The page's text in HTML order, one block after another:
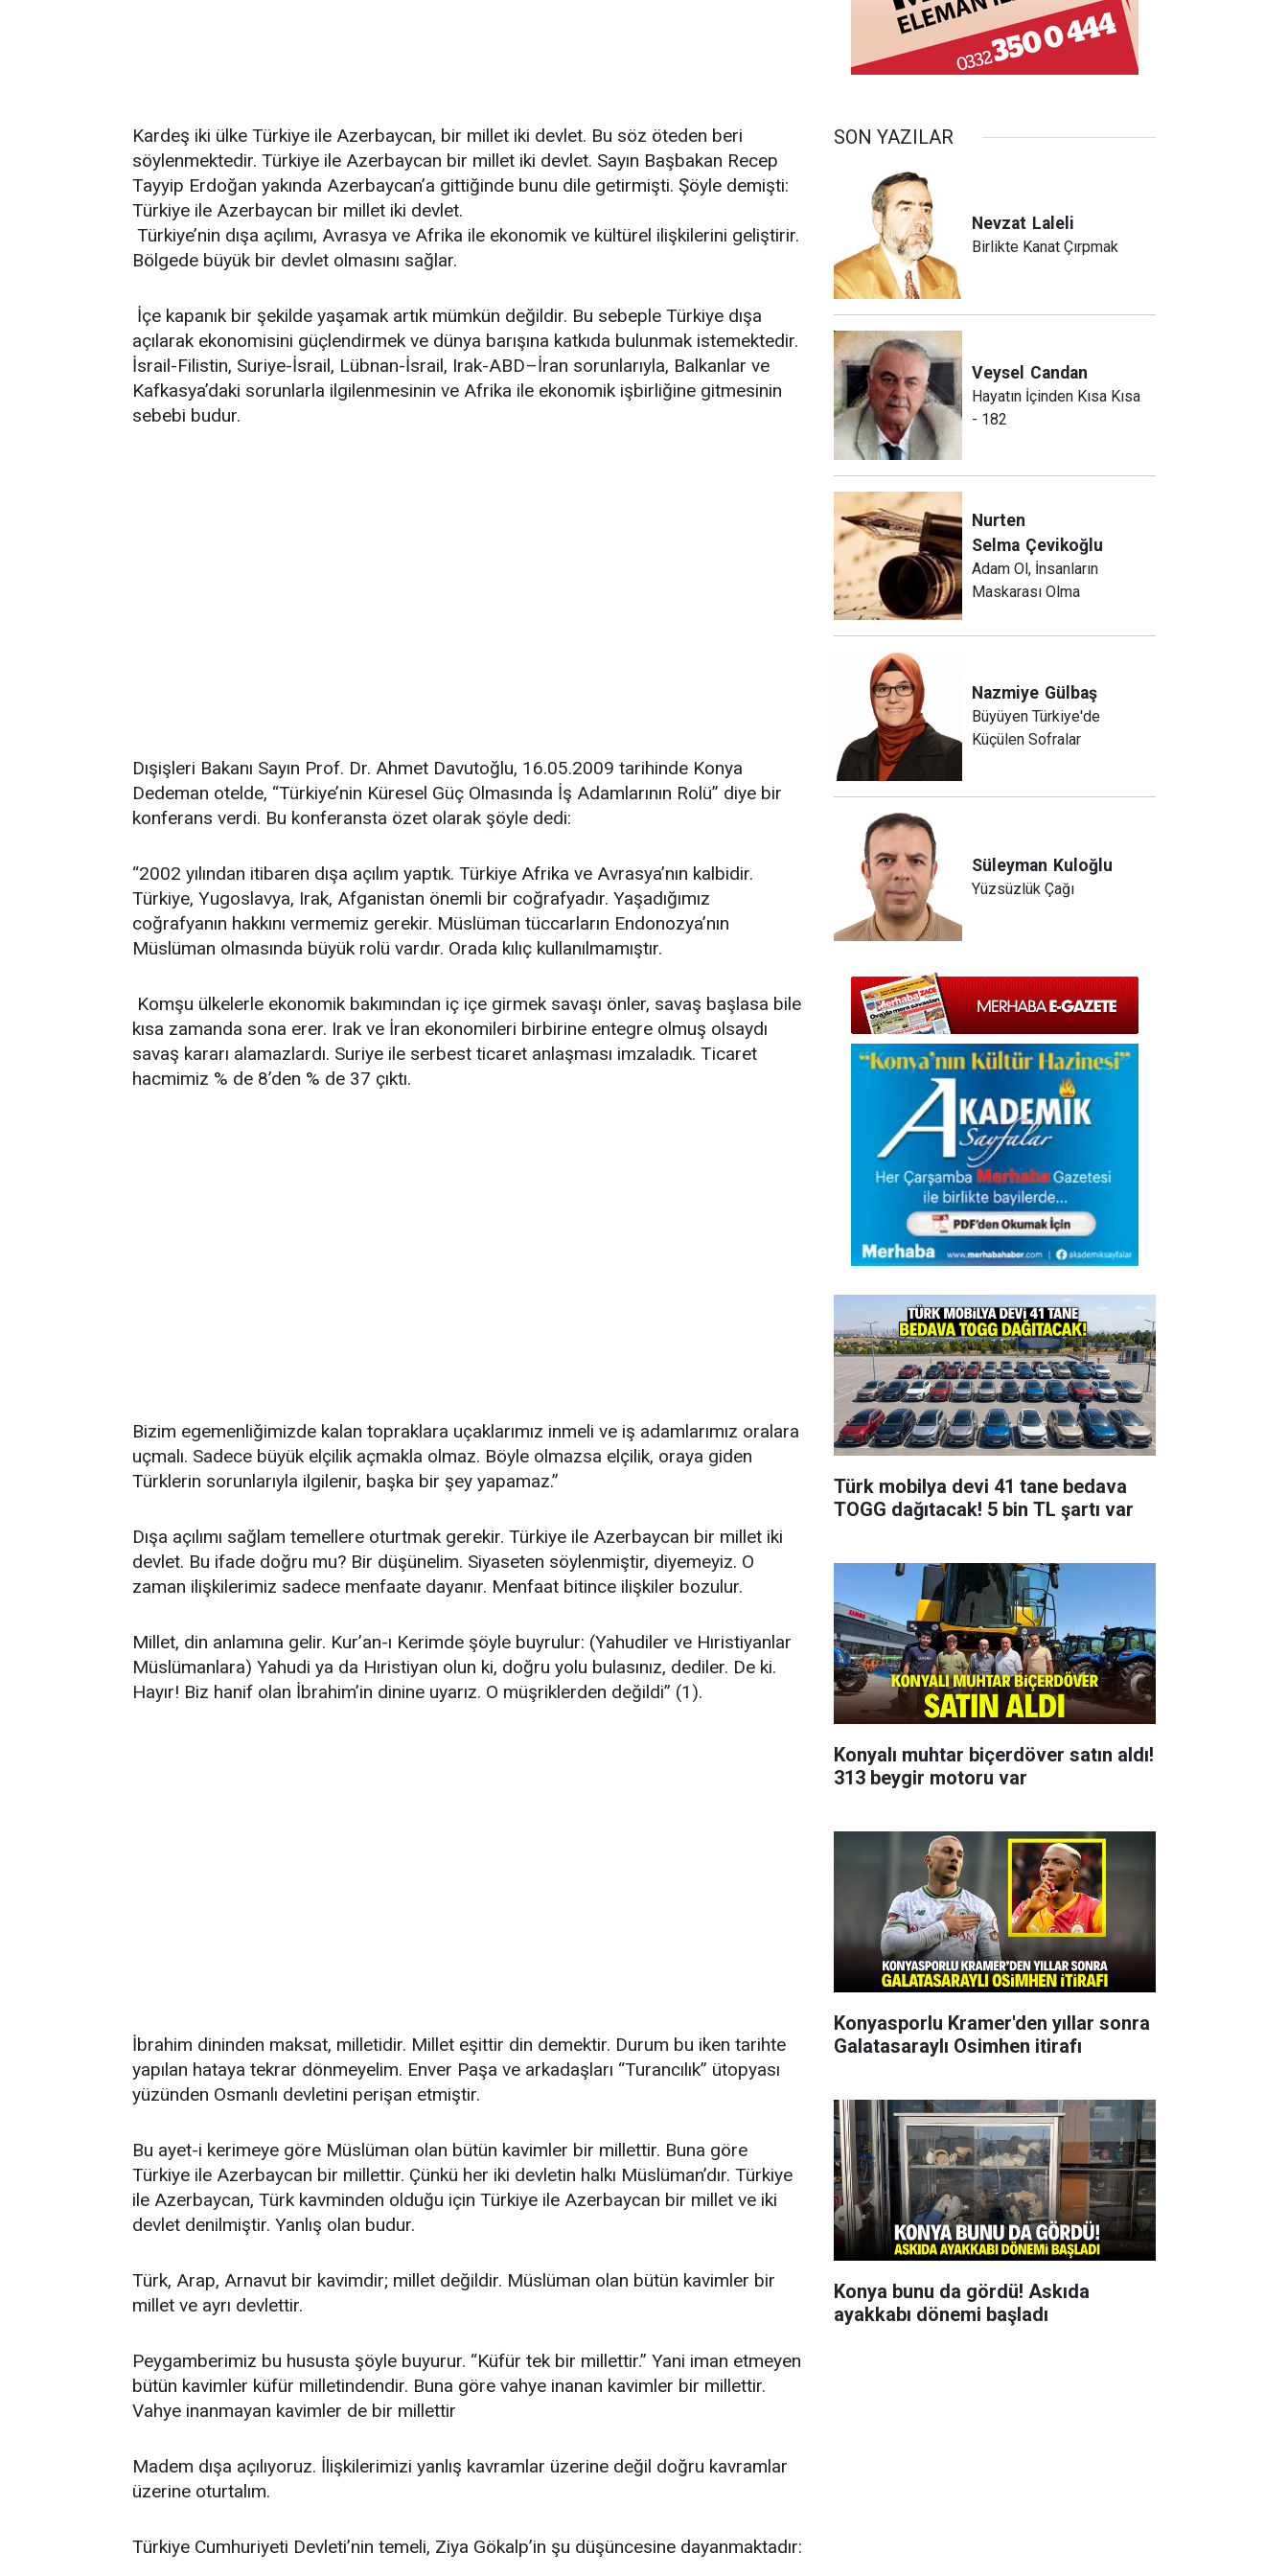
Kardeş iki ülke Türkiye ile Azerbaycan, bir millet iki devlet. Bu söz öteden beri
söylenmektedir. Türkiye ile Azerbaycan bir millet iki devlet. Sayın Başbakan Recep
Tayyip Erdoğan yakında Azerbaycan’a gittiğinde bunu dile getirmişti. Şöyle demişti:
Türkiye ile Azerbaycan bir millet iki devlet.
Türkiye’nin dışa açılımı, Avrasya ve Afrika ile ekonomik ve kültürel ilişkilerini geliştirir.
Bölgede büyük bir devlet olmasını sağlar.
İçe kapanık bir şekilde yaşamak artık mümkün değildir. Bu sebeple Türkiye dışa
açılarak ekonomisini güçlendirmek ve dünya barışına katkıda bulunmak istemektedir.
İsrail-Filistin, Suriye-İsrail, Lübnan-İsrail, Irak-ABD–İran sorunlarıyla, Balkanlar ve
Kafkasya’daki sorunlarla ilgilenmesinin ve Afrika ile ekonomik işbirliğine gitmesinin
sebebi budur.
Dışişleri Bakanı Sayın Prof. Dr. Ahmet Davutoğlu, 16.05.2009 tarihinde Konya
Dedeman otelde, “Türkiye’nin Küresel Güç Olmasında İş Adamlarının Rolü” diye bir
konferans verdi. Bu konferansta özet olarak şöyle dedi:
“2002 yılından itibaren dışa açılım yaptık. Türkiye Afrika ve Avrasya’nın kalbidir.
Türkiye, Yugoslavya, Irak, Afganistan önemli bir coğrafyadır. Yaşadığımız
coğrafyanın hakkını vermemiz gerekir. Müslüman tüccarların Endonozya’nın
Müslüman olmasında büyük rolü vardır. Orada kılıç kullanılmamıştır.
Komşu ülkelerle ekonomik bakımından iç içe girmek savaşı önler, savaş başlasa bile
kısa zamanda sona erer. Irak ve İran ekonomileri birbirine entegre olmuş olsaydı
savaş kararı alamazlardı. Suriye ile serbest ticaret anlaşması imzaladık. Ticaret
hacmimiz % de 8’den % de 37 çıktı.
Bizim egemenliğimizde kalan topraklara uçaklarımız inmeli ve iş adamlarımız oralara
uçmalı. Sadece büyük elçilik açmakla olmaz. Böyle olmazsa elçilik, oraya giden
Türklerin sorunlarıyla ilgilenir, başka bir şey yapamaz.”
Dışa açılımı sağlam temellere oturtmak gerekir. Türkiye ile Azerbaycan bir millet iki
devlet. Bu ifade doğru mu? Bir düşünelim. Siyaseten söylenmiştir, diyemeyiz. O
zaman ilişkilerimiz sadece menfaate dayanır. Menfaat bitince ilişkiler bozulur.
Millet, din anlamına gelir. Kur’an-ı Kerimde şöyle buyrulur: (Yahudiler ve Hıristiyanlar
Müslümanlara) Yahudi ya da Hıristiyan olun ki, doğru yolu bulasınız, dediler. De ki.
Hayır! Biz hanif olan İbrahim’in dinine uyarız. O müşriklerden değildi” (1).
İbrahim dininden maksat, milletidir. Millet eşittir din demektir. Durum bu iken tarihte
yapılan hataya tekrar dönmeyelim. Enver Paşa ve arkadaşları “Turancılık” ütopyası
yüzünden Osmanlı devletini perişan etmiştir.
Bu ayet-i kerimeye göre Müslüman olan bütün kavimler bir millettir. Buna göre
Türkiye ile Azerbaycan bir millettir. Çünkü her iki devletin halkı Müslüman’dır. Türkiye
ile Azerbaycan, Türk kavminden olduğu için Türkiye ile Azerbaycan bir millet ve iki
devlet denilmiştir. Yanlış olan budur.
Türk, Arap, Arnavut bir kavimdir; millet değildir. Müslüman olan bütün kavimler bir
millet ve ayrı devlettir.
Peygamberimiz bu hususta şöyle buyurur. “Küfür tek bir millettir.” Yani iman etmeyen
bütün kavimler küfür milletindendir. Buna göre vahye inanan kavimler bir millettir.
Vahye inanmayan kavimler de bir millettir
Madem dışa açılıyoruz. İlişkilerimizi yanlış kavramlar üzerine değil doğru kavramlar
üzerine oturtalım.
Türkiye Cumhuriyeti Devleti’nin temeli, Ziya Gökalp’in şu düşüncesine dayanmaktadır:
SON YAZILAR
Nevzat Laleli
Birlikte Kanat Çırpmak
Veysel Candan
Hayatın İçinden Kısa Kısa
- 182
Nurten
Selma Çevikoğlu
Adam Ol, İnsanların
Maskarası Olma
Nazmiye Gülbaş
Büyüyen Türkiye'de
Küçülen Sofralar
Süleyman Kuloğlu
Yüzsüzlük Çağı
Türk mobilya devi 41 tane bedava
TOGG dağıtacak! 5 bin TL şartı var
Konyalı muhtar biçerdöver satın aldı!
313 beygir motoru var
Konyasporlu Kramer'den yıllar sonra
Galatasaraylı Osimhen itirafı
Konya bunu da gördü! Askıda
ayakkabı dönemi başladı